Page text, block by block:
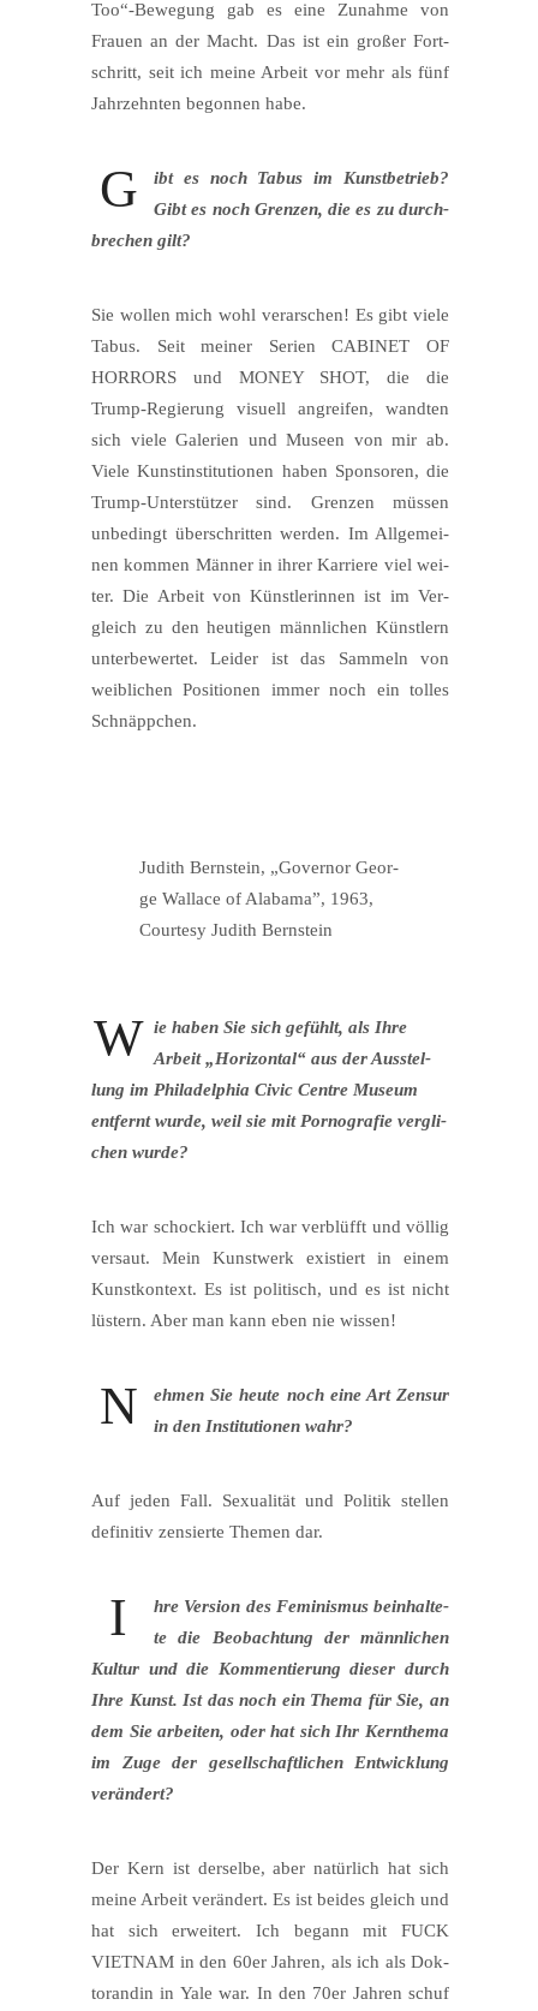
Too“-Bewegung gab es eine Zunah­me von
Frau­en an der Macht. Das ist ein gro­ßer Fort­
schritt, seit ich mei­ne Arbeit vor mehr als fünf
Jahr­zehn­ten begon­nen habe.
G
ibt es noch Tabus im Kunst­be­trieb?
Gibt es noch Gren­zen, die es zu durch­
bre­chen gilt?
Sie wol­len mich wohl ver­ar­schen! Es gibt vie­le
Tabus. Seit mei­ner Seri­en CABINET OF
HORRORS und MONEY SHOT, die die
Trump-Regie­rung visu­ell angrei­fen, wand­ten
sich vie­le Gale­rien und Muse­en von mir ab.
Vie­le Kunst­in­sti­tu­tio­nen haben Spon­so­ren, die
Trump-Unter­stüt­zer sind. Gren­zen müs­sen
unbe­dingt über­schrit­ten wer­den. Im All­ge­mei­
nen kom­men Män­ner in ihrer Kar­rie­re viel wei­
ter. Die Arbeit von Künst­le­rin­nen ist im Ver­
gleich zu den heu­ti­gen männ­li­chen Künst­lern
unter­be­wer­tet. Lei­der ist das Sam­meln von
weib­li­chen Posi­tio­nen immer noch ein tol­les
Schnäppchen.
Judith Bern­stein, „Gover­nor Geor­
ge Wal­lace of Ala­ba­ma”, 1963,
Cour­te­sy Judith Bernstein
W ie haben Sie sich gefühlt, als Ihre
Arbeit „Hori­zon­tal“ aus der Aus­stel­
lung im Phil­adel­phia Civic Cent­re Muse­um
ent­fernt wur­de, weil sie mit Por­no­gra­fie ver­gli­
chen wurde?
Ich war scho­ckiert. Ich war ver­blüfft und völ­lig
ver­saut. Mein Kunst­werk exis­tiert in einem
Kunst­kon­text. Es ist poli­tisch, und es ist nicht
lüs­tern. Aber man kann eben nie wissen!
N
ehmen Sie heu­te noch eine Art Zen­sur
in den Insti­tu­tio­nen wahr?
Auf jeden Fall. Sexua­li­tät und Poli­tik stel­len
defi­ni­tiv zen­sier­te The­men dar.
I
hre Ver­si­on des Femi­nis­mus beinhal­te­
te die Beob­ach­tung der männ­li­chen
Kul­tur und die Kom­men­tie­rung die­ser durch
Ihre Kunst. Ist das noch ein The­ma für Sie, an
dem Sie arbei­ten, oder hat sich Ihr Kern­the­ma
im Zuge der gesell­schaft­li­chen Ent­wick­lung
verändert?
Der Kern ist der­sel­be, aber natür­lich hat sich
mei­ne Arbeit ver­än­dert. Es ist bei­des gleich und
hat sich erwei­tert. Ich begann mit FUCK
VIETNAM in den 60er Jah­ren, als ich als Dok­
to­ran­din in Yale war. In den 70er Jah­ren schuf